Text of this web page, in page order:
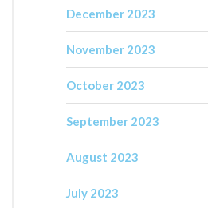
December 2023
November 2023
October 2023
September 2023
August 2023
July 2023